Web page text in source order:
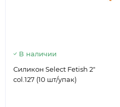
В наличии
Силикон Select Fetish 2"
col.127 (10 шт/упак)